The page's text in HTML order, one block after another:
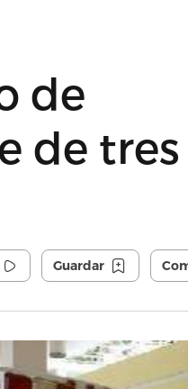
de
de tres
Guardar